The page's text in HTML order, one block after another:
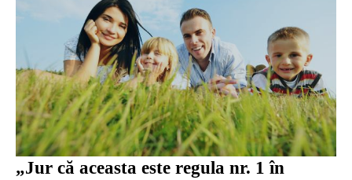
„Jur că aceasta este regula nr. 1 în